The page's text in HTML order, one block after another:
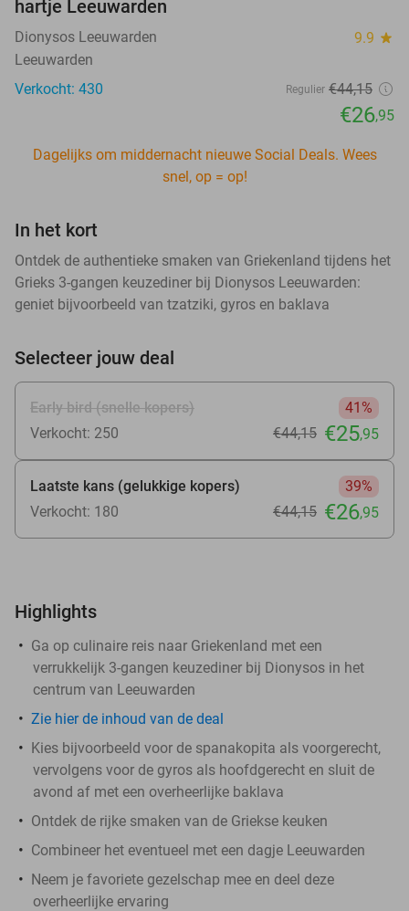
hartje Leeuwarden
Dionysos Leeuwarden 9.9 star
Leeuwarden
Verkocht: 430
Regulier €44,15
€26,95
Dagelijks om middernacht nieuwe Social Deals. Wees
snel, op = op!
In het kort
Ontdek de authentieke smaken van Griekenland tijdens het
Grieks 3-gangen keuzediner bij Dionysos Leeuwarden:
geniet bijvoorbeeld van tzatziki, gyros en baklava
Selecteer jouw deal
Early bird (snelle kopers)
41%
Verkocht: 250
€44,15 €25,95
Laatste kans (gelukkige kopers)
39%
Verkocht: 180
€44,15 €26,95
Highlights
Ga op culinaire reis naar Griekenland met een
verrukkelijk 3-gangen keuzediner bij Dionysos in het
centrum van Leeuwarden
Zie hierde inhoud van de deal
Kies bijvoorbeeld voor de spanakopita als voorgerecht,
vervolgens voor de gyros als hoofdgerecht en sluit de
avond af met een overheerlijke baklava
Ontdek de rijke smaken van de Griekse keuken
Combineer het eventueel met een dagje Leeuwarden
Neem je favoriete gezelschap mee en deel deze
overheerlijke ervaring